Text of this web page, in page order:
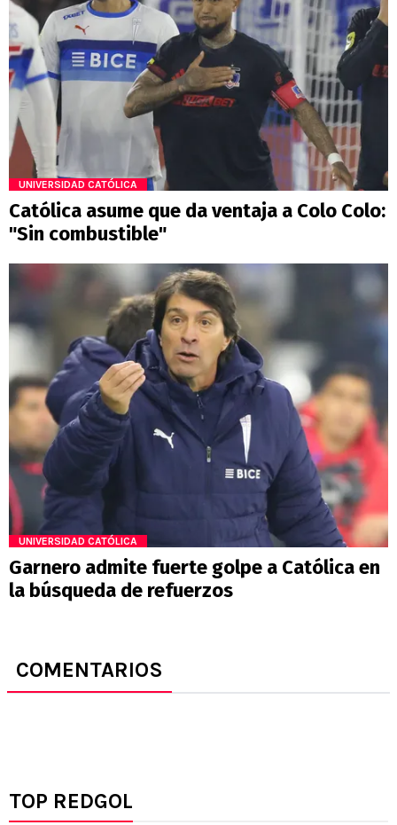
UNIVERSIDAD CATÓLICA
Católica asume que da ventaja a Colo Colo:
"Sin combustible"
UNIVERSIDAD CATÓLICA
Garnero admite fuerte golpe a Católica en
la búsqueda de refuerzos
COMENTARIOS
TOP REDGOL